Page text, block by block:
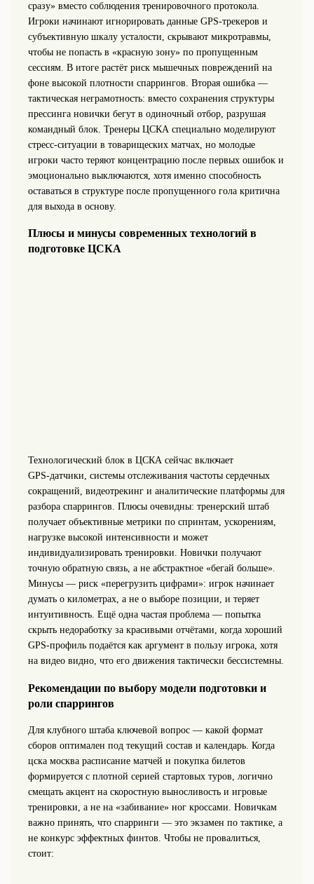
сразу» вместо соблюдения тренировочного протокола.
Игроки начинают игнорировать данные GPS‑трекеров и
субъективную шкалу усталости, скрывают микротравмы,
чтобы не попасть в «красную зону» по пропущенным
сессиям. В итоге растёт риск мышечных повреждений на
фоне высокой плотности спаррингов. Вторая ошибка —
тактическая неграмотность: вместо сохранения структуры
прессинга новички бегут в одиночный отбор, разрушая
командный блок. Тренеры ЦСКА специально моделируют
стресс‑ситуации в товарищеских матчах, но молодые
игроки часто теряют концентрацию после первых ошибок и
эмоционально выключаются, хотя именно способность
оставаться в структуре после пропущенного гола критична
для выхода в основу.
Плюсы и минусы современных технологий в
подготовке ЦСКА
Технологический блок в ЦСКА сейчас включает
GPS‑датчики, системы отслеживания частоты сердечных
сокращений, видеотрекинг и аналитические платформы для
разбора спаррингов. Плюсы очевидны: тренерский штаб
получает объективные метрики по спринтам, ускорениям,
нагрузке высокой интенсивности и может
индивидуализировать тренировки. Новички получают
точную обратную связь, а не абстрактное «бегай больше».
Минусы — риск «перегрузить цифрами»: игрок начинает
думать о километрах, а не о выборе позиции, и теряет
интуитивность. Ещё одна частая проблема — попытка
скрыть недоработку за красивыми отчётами, когда хороший
GPS‑профиль подаётся как аргумент в пользу игрока, хотя
на видео видно, что его движения тактически бессистемны.
Рекомендации по выбору модели подготовки и
роли спаррингов
Для клубного штаба ключевой вопрос — какой формат
сборов оптимален под текущий состав и календарь. Когда
цска москва расписание матчей и покупка билетов
формируется с плотной серией стартовых туров, логично
смещать акцент на скоростную выносливость и игровые
тренировки, а не на «забивание» ног кроссами. Новичкам
важно принять, что спарринги — это экзамен по тактике, а
не конкурс эффектных финтов. Чтобы не провалиться,
стоит: